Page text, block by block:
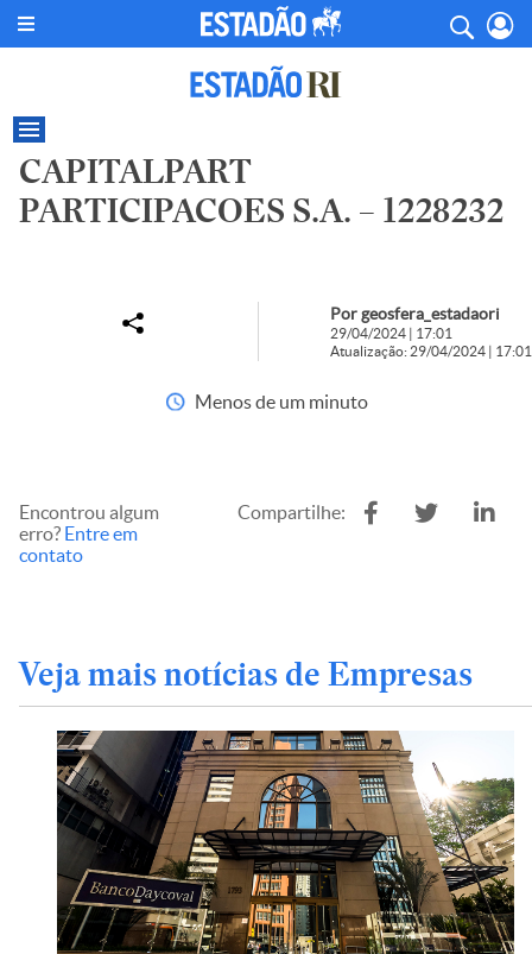
CAPITALPART
PARTICIPACOES S.A. – 1228232
Por geosfera_estadaori
29/04/2024 | 17:01
Atualização: 29/04/2024 | 17:01
Menos de um minuto
Encontrou algum
erro? Entre em
contato
Compartilhe:
Veja mais notícias de Empresas